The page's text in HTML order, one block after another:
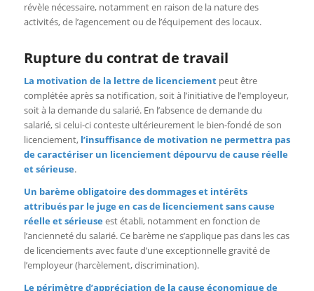
révèle nécessaire, notamment en raison de la nature des
activités, de l’agencement ou de l’équipement des locaux.
Rupture du contrat de travail
La motivation de la lettre de licenciementpeut être
complétée après sa notification, soit à l’initiative de l’employeur,
soit à la demande du salarié. En l’absence de demande du
salarié, si celui-ci conteste ultérieurement le bien-fondé de son
licenciement, l’insuffisance de motivation ne permettra pas
de caractériser un licenciement dépourvu de cause réelle
et sérieuse.
Un barème obligatoire des dommages et intérêts
attribués par le juge en cas de licenciement sans cause
réelle et sérieuse est établi, notamment en fonction de
l’ancienneté du salarié. Ce barème ne s’applique pas dans les cas
de licenciements avec faute d’une exceptionnelle gravité de
l’employeur (harcèlement, discrimination).
Le périmètre d’appréciation de la cause économique de